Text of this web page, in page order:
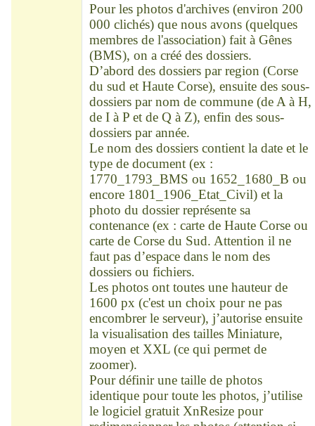
Pour les photos d'archives (environ 200
000 clichés) que nous avons (quelques
membres de l'association) fait à Gênes
(BMS), on a créé des dossiers.
D’abord des dossiers par region (Corse
du sud et Haute Corse), ensuite des sous-
dossiers par nom de commune (de A à H,
de I à P et de Q à Z), enfin des sous-
dossiers par année.
Le nom des dossiers contient la date et le
type de document (ex :
1770_1793_BMS ou 1652_1680_B ou
encore 1801_1906_Etat_Civil) et la
photo du dossier représente sa
contenance (ex : carte de Haute Corse ou
carte de Corse du Sud. Attention il ne
faut pas d’espace dans le nom des
dossiers ou fichiers.
Les photos ont toutes une hauteur de
1600 px (c'est un choix pour ne pas
encombrer le serveur), j’autorise ensuite
la visualisation des tailles Miniature,
moyen et XXL (ce qui permet de
zoomer).
Pour définir une taille de photos
identique pour toute les photos, j’utilise
le logiciel gratuit XnResize pour